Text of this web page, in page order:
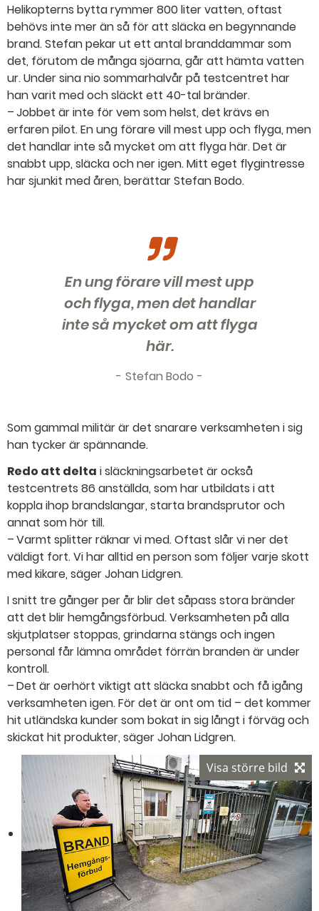
Helikopterns bytta rymmer 800 liter vatten, oftast
behövs inte mer än så för att släcka en begynnande
brand. Stefan pekar ut ett antal branddammar som
det, förutom de många sjöarna, går att hämta vatten
ur. Under sina nio sommarhalvår på testcentret har
han varit med och släckt ett 40-tal bränder.
– Jobbet är inte för vem som helst, det krävs en
erfaren pilot. En ung förare vill mest upp och flyga, men
det handlar inte så mycket om att flyga här. Det är
snabbt upp, släcka och ner igen. Mitt eget flygintresse
har sjunkit med åren, berättar Stefan Bodo.
En ung förare vill mest upp
och flyga, men det handlar
inte så mycket om att flyga
här.
Stefan Bodo
Som gammal militär är det snarare verksamheten i sig
han tycker är spännande.
Redo att delta i släckningsarbetet är också
testcentrets 86 anställda, som har utbildats i att
koppla ihop brandslangar, starta brandsprutor och
annat som hör till.
– Varmt splitter räknar vi med. Oftast slår vi ner det
väldigt fort. Vi har alltid en person som följer varje skott
med kikare, säger Johan Lidgren.
I snitt tre gånger per år blir det såpass stora bränder
att det blir hemgångsförbud. Verksamheten på alla
skjutplatser stoppas, grindarna stängs och ingen
personal får lämna området förrän branden är under
kontroll.
– Det är oerhört viktigt att släcka snabbt och få igång
verksamheten igen. För det är ont om tid – det kommer
hit utländska kunder som bokat in sig långt i förväg och
skickat hit produkter, säger Johan Lidgren.
Visa större bild